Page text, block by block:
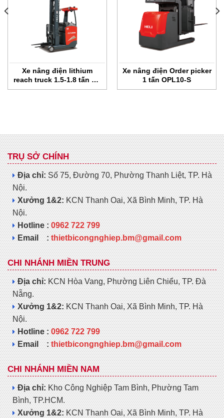
Xe nâng điện lithium
reach truck 1.5-1.8 tấn G2
series
Xe nâng điện Order picker
1 tấn OPL10-S
TRỤ SỞ CHÍNH
Địa chỉ:Số 75, Đường 70, Phường Thanh Liệt, TP. Hà
Nội.
Xưởng 1&2:KCN Thanh Oai, Xã Bình Minh, TP. Hà
Nội.
Hotline :0962 722 799
Email :thietbicongnghiep.bm@gmail.com
CHI NHÁNH MIỀN TRUNG
Địa chỉ:KCN Hòa Vang, Phường Liên Chiểu, TP. Đà
Nẵng.
Xưởng 1&2:KCN Thanh Oai, Xã Bình Minh, TP. Hà
Nội.
Hotline :0962 722 799
Email :thietbicongnghiep.bm@gmail.com
CHI NHÁNH MIỀN NAM
Địa chỉ:Kho Công Nghiệp Tam Bình, Phường Tam
Bình, TP.HCM.
Xưởng 1&2:KCN Thanh Oai, Xã Bình Minh, TP. Hà